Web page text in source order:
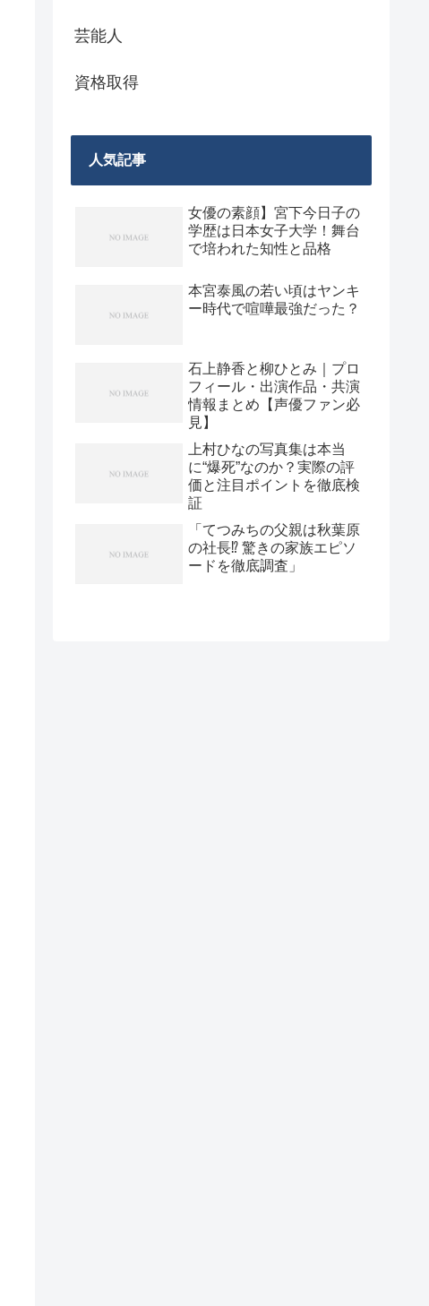
芸能人
資格取得
人気記事
女優の素顔】宮下今日子の
学歴は日本女子大学！舞台
で培われた知性と品格
本宮泰風の若い頃はヤンキ
ー時代で喧嘩最強だった？
石上静香と柳ひとみ｜プロ
フィール・出演作品・共演
情報まとめ【声優ファン必
見】
上村ひなの写真集は本当
に“爆死”なのか？実際の評
価と注目ポイントを徹底検
証
「てつみちの父親は秋葉原
の社長⁉ 驚きの家族エピソ
ードを徹底調査」